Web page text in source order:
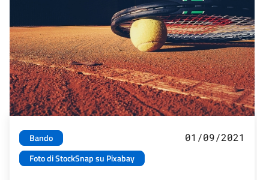
Bando
Foto di StockSnap su Pixabay
01/09/2021